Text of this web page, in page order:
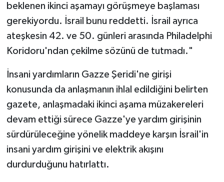
beklenen ikinci aşamayı görüşmeye başlaması
gerekiyordu. İsrail bunu reddetti. İsrail ayrıca
ateşkesin 42. ve 50. günleri arasında Philadelphi
Koridoru'ndan çekilme sözünü de tutmadı."
İnsani yardımların Gazze Şeridi'ne girişi
konusunda da anlaşmanın ihlal edildiğini belirten
gazete, anlaşmadaki ikinci aşama müzakereleri
devam ettiği sürece Gazze'ye yardım girişinin
sürdürüleceğine yönelik maddeye karşın İsrail'in
insani yardım girişini ve elektrik akışını
durdurduğunu hatırlattı.